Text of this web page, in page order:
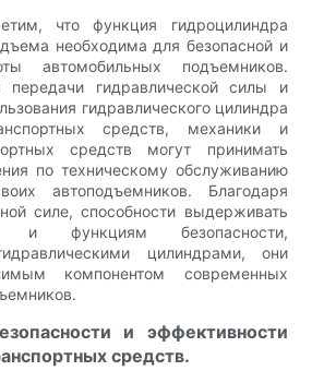
что функция гидроцилиндра
необходима для безопасной и
автомобильных подъемников.
гидравлической силы и
гидравлического цилиндра
средств, механики и
средств могут принимать
по техническому обслуживанию
автоподъемников. Благодаря
силе, способности выдерживать
и функциям безопасности,
цилиндрами, они
компонентом современных
и эффективности
средств.